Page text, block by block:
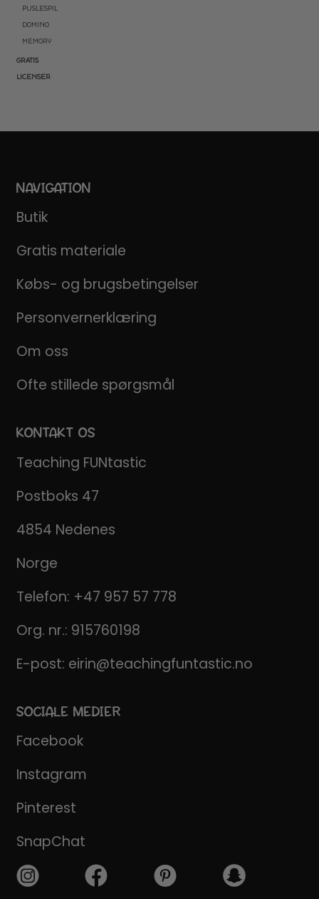
PUSLESPIL
DOMINO
MEMORY
GRATIS
LICENSER
NAVIGATION
Butik
Gratis materiale
Købs- og brugsbetingelser
Personvernerklæring
Om oss
Ofte stillede spørgsmål
KONTAKT OS
Teaching FUNtastic
Postboks 47
4854 Nedenes
Norge
Telefon: +47 957 57 778
Org. nr.: 915760198
E-post: eirin@teachingfuntastic.no
SOCIALE MEDIER
Facebook
Instagram
Pinterest
SnapChat